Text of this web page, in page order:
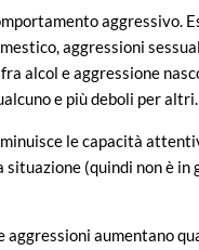
aggressivo.
aggressioni
alcol e aggressione
e più deboli per altri.
le capacità
(quindi non è
aumentano